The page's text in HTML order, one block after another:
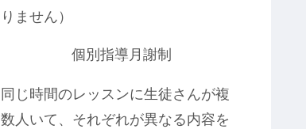
りません）
個別指導月謝制
同じ時間のレッスンに生徒さんが複
数人いて、それぞれが異なる内容を